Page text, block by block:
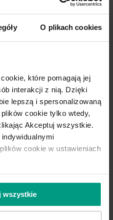
O plikach cookies
które pomagają jej
interakcji z nią. Dzięki
lepszą i spersonalizowaną
cookie tylko wtedy,
Akceptuj wszystkie.
cookie w ustawieniach
wszystkie
oparta jest
Całą konstrukcję
płyty
kompozytowe lub
zewnętrznymi
płytowej
kartonowe, czyli
miodu lub
wiórowej pełnej
W drzwiach